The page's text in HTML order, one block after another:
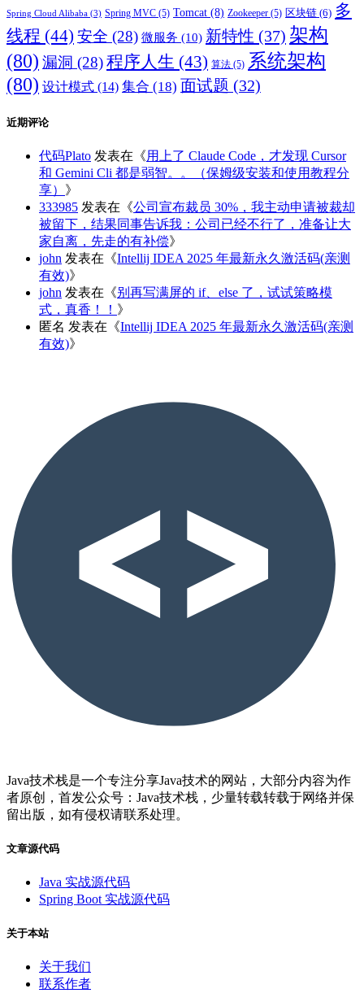
Spring Cloud Alibaba (3) Spring MVC (5) Tomcat (8) Zookeeper (5) 区块链 (6) 多
线程 (44) 安全 (28) 微服务 (10) 新特性 (37) 架构
(80) 漏洞 (28)程序人生 (43) 算法 (5) 系统架构
(80) 设计模式 (14) 集合 (18) 面试题 (32)
近期评论
代码Plato 发表在《用上了 Claude Code，才发现 Cursor
和 Gemini Cli 都是弱智。。（保姆级安装和使用教程分
享） 》
333985 发表在《公司宣布裁员 30%，我主动申请被裁却
被留下，结果同事告诉我：公司已经不行了，准备让大
家自离，先走的有补偿》
john 发表在《Intellij IDEA 2025 年最新永久激活码(亲测
有效)》
john 发表在《别再写满屏的 if、else 了，试试策略模
式，真香！！ 》
匿名 发表在《Intellij IDEA 2025 年最新永久激活码(亲测
有效)》
Java技术栈是一个专注分享Java技术的网站，大部分内容为作
者原创，首发公众号：Java技术栈，少量转载转载于网络并保
留出版，如有侵权请联系处理。
文章源代码
Java 实战源代码
Spring Boot 实战源代码
关于本站
关于我们
联系作者